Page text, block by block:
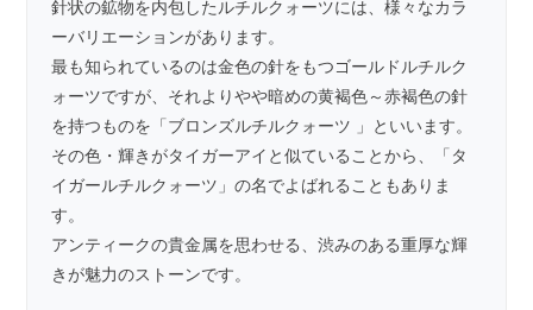
針状の鉱物を内包したルチルクォーツには、様々なカラ
ーバリエーションがあります。
最も知られているのは金色の針をもつゴールドルチルク
ォーツですが、それよりやや暗めの黄褐色～赤褐色の針
を持つものを「ブロンズルチルクォーツ 」といいます。
その色・輝きがタイガーアイ と似ていることから、「タ
イガールチルクォーツ」の名でよばれることもありま
す。
アンティークの貴金属を思わせる、渋みのある重厚な輝
きが魅力のストーンです。